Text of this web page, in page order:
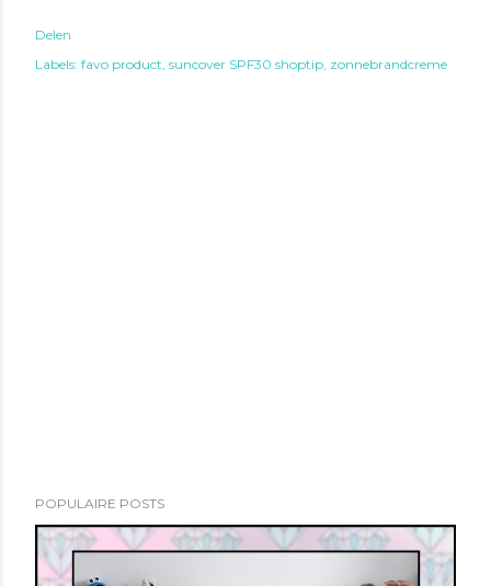
Delen
Labels: favo product suncover SPF30 shoptip zonnebrandcreme
POPULAIRE POSTS